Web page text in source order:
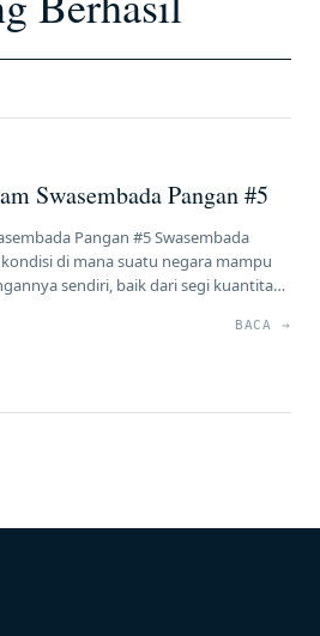
Swasembada Pangan #5
Pangan #5 Swasembada
di mana suatu negara mampu
sendiri, baik dari segi kuantitas,
ketersediaan, akses, dan keamanan
BACA →